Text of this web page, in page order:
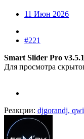
11 Июн 2026
#221
Smart Slider Pro
Для просмотра
Реакции: djgorandj,